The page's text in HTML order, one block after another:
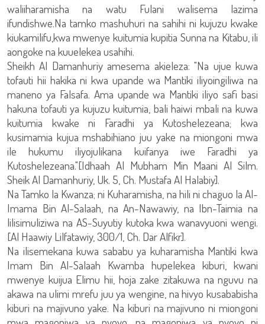
waliiharamisha na watu Fulani walisema lazima
ifundishwe.Na tamko mashuhuri na sahihi ni kujuzu kwake
kiukamilifu,kwa mwenye kuitumia kupitia Sunna na Kitabu, ili
aongoke na kuuelekea usahihi.
Sheikh Al Damanhuriy amesema akieleza: "Na ujue kuwa
tofauti hii hakika ni kwa upande wa Mantiki iliyoingiliwa na
maneno ya Falsafa. Ama upande wa Mantiki iliyo safi basi
hakuna tofauti ya kujuzu kuitumia, bali haiwi mbali na kuwa
kuitumia kwake ni Faradhi ya Kutoshelezeana; kwa
kusimamia kujua mshabihiano juu yake na miongoni mwa
ile hukumu iliyojulikana kuifanya iwe Faradhi ya
Kutoshelezeana."[Idhaah Al Mubham Min Maani Al Silm.
Sheik Al Damanhuriy, Uk. 5, Ch. Mustafa Al Halabiy].
Na Tamko la Kwanza; ni Kuharamisha, na hili ni chaguo la Al-
Imama Bin Al-Salaah, na An-Nawawiy, na Ibn-Taimia na
lilisimuliziwa na AS-Suyutiy kutoka kwa wanavyuoni wengi.
[Al Haawiy Lilfatawiy, 300/1, Ch. Dar Alfikr].
Na ilisemekana kuwa sababu ya kuharamisha Mantiki kwa
Imam Bin Al-Salaah Kwamba hupelekea kiburi, kwani
mwenye kuijua Elimu hii, hoja zake zitakuwa na nguvu na
akawa na ulimi mrefu juu ya wengine, na hivyo kusababisha
kiburi na majivuno yake. Na kiburi na majivuno ni miongoni